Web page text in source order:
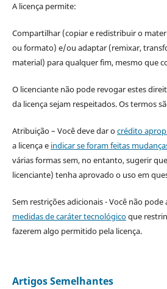
A licença permite:
Compartilhar (copiar e redistribuir o
ou formato) e/ou adaptar (remixar,
material) para qualquer fim, mesmo que
O licenciante não pode revogar estes
da licença sejam respeitados. Os termos
Atribuição – Você deve dar ocrédito
a licença e indicar se foram feitas
várias formas sem, no entanto, sugerir
licenciante) tenha aprovado o uso em
Sem restrições adicionais - Você não
medidas de caráter tecnológicoque
fazerem algo permitido pela licença.
Artigos Semelhantes